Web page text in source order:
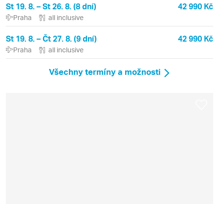
St 19. 8. – St 26. 8. (8 dní) 42 990 Kč
Praha all inclusive
St 19. 8. – Čt 27. 8. (9 dní) 42 990 Kč
Praha all inclusive
Všechny termíny a možnosti